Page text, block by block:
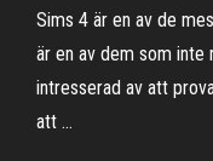
Sims 4 är en av de
är en av dem som inte
intresserad av att
att …